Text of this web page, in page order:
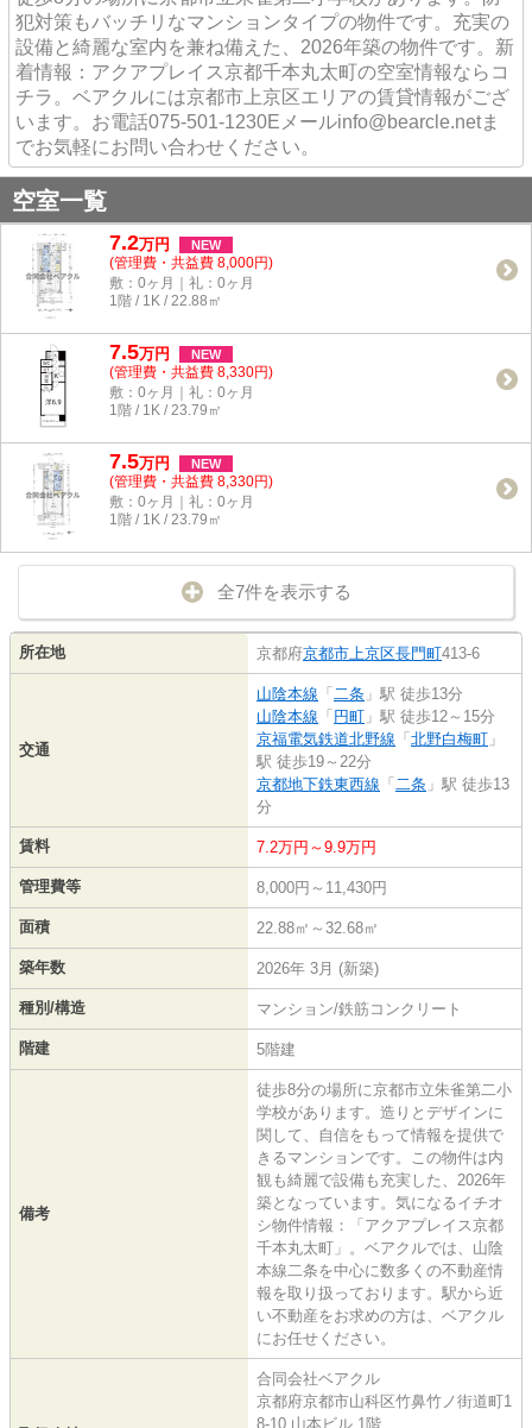
犯対策もバッチリなマンションタイプの物件です。充実の
設備と綺麗な室内を兼ね備えた、2026年築の物件です。新
着情報：アクアプレイス京都千本丸太町の空室情報ならコ
チラ。ベアクルには京都市上京区エリアの賃貸情報がござ
います。お電話075-501-1230Eメールinfo@bearcle.netま
でお気軽にお問い合わせください。
空室一覧
7.2万円 NEW
(管理費・共益費 8,000円)
敷：0ヶ月｜礼：0ヶ月
1階 / 1K / 22.88㎡
7.5万円 NEW
(管理費・共益費 8,330円)
敷：0ヶ月｜礼：0ヶ月
1階 / 1K / 23.79㎡
7.5万円 NEW
(管理費・共益費 8,330円)
敷：0ヶ月｜礼：0ヶ月
1階 / 1K / 23.79㎡
全7件を表示する
所在地 京都府京都市上京区長門町413-6
交通
山陰本線 「 二条 」駅 徒歩13分
山陰本線 「 円町 」駅 徒歩12～15分
京福電気鉄道北野線 「 北野白梅町 」
駅 徒歩19～22分
京都地下鉄東西線 「 二条 」駅 徒歩13
分
賃料 7.2万円～9.9万円
管理費等 8,000円～11,430円
面積 22.88㎡～32.68㎡
築年数 2026年 3月 (新築)
種別/構造 マンション/鉄筋コンクリート
階建 5階建
備考
徒歩8分の場所に京都市立朱雀第二小
学校があります。造りとデザインに
関して、自信をもって情報を提供で
きるマンションです。この物件は内
観も綺麗で設備も充実した、2026年
築となっています。気になるイチオ
シ物件情報：「アクアプレイス京都
千本丸太町」。ベアクルでは、山陰
本線二条を中心に数多くの不動産情
報を取り扱っております。駅から近
い不動産をお求めの方は、ベアクル
にお任せください。
合同会社ベアクル
京都府京都市山科区竹鼻竹ノ街道町1
8-10 山本ビル 1階